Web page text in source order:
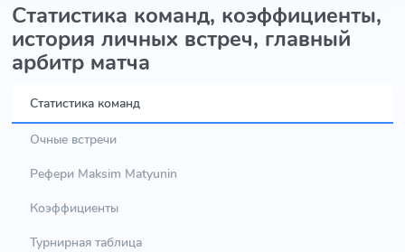
Статистика команд, коэффициенты,
история личных встреч, главный
арбитр матча
Статистика команд
Очные встречи
Рефери Maksim Matyunin
Коэффициенты
Турнирная таблица